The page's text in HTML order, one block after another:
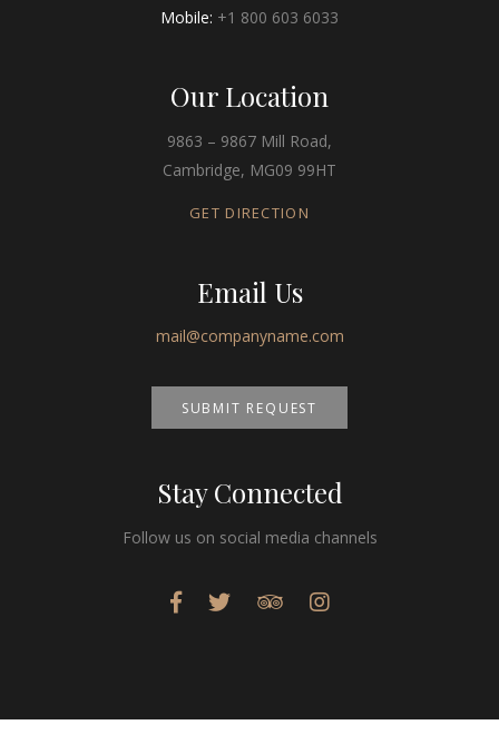
Mobile: +1 800 603 6033
Our Location
9863 – 9867 Mill Road,
Cambridge, MG09 99HT
GET DIRECTION
Email Us
mail@companyname.com
SUBMIT REQUEST
Stay Connected
Follow us on social media channels